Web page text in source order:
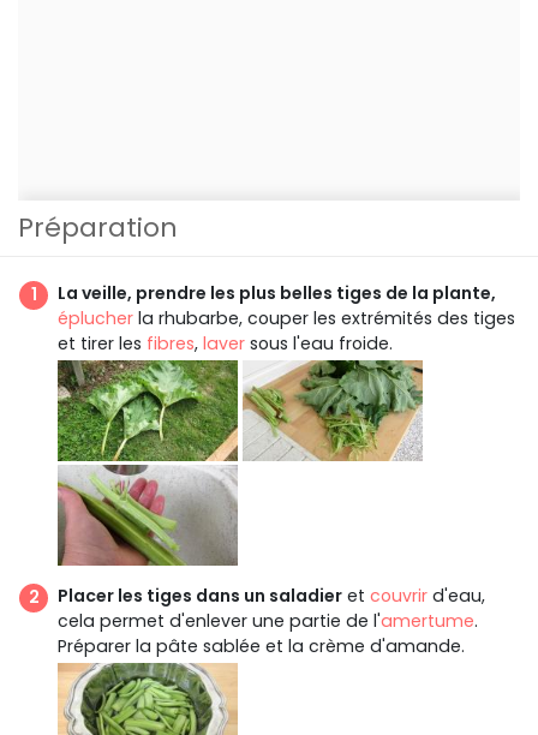
Préparation
La veille, prendre les plus belles tiges de la plante,
éplucher la rhubarbe, couper les extrémités des tiges
et tirer les fibres, laver sous l'eau froide.
Placer les tiges dans un saladier et couvrir d'eau,
cela permet d'enlever une partie de l'amertume.
Préparer la pâte sablée et la crème d'amande.